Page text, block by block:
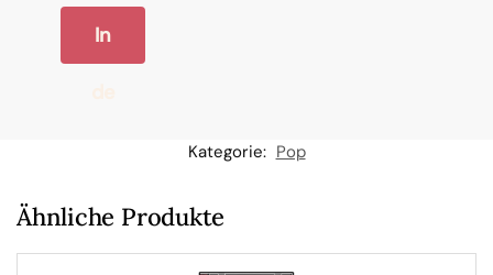
In
W
Kategorie: Pop
Ähnliche Produkte